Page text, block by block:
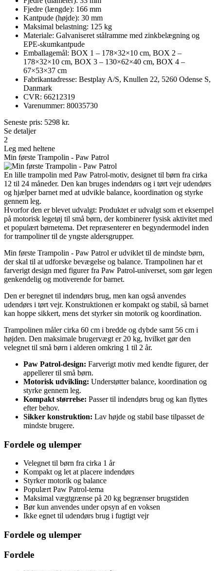
Fjedre (længde): 166 mm
Kantpude (højde): 30 mm
Maksimal belastning: 125 kg
Materiale: Galvaniseret stålramme med zinkbelægning og
EPE-skumkantpude
Emballagemål: BOX 1 – 178×32×10 cm, BOX 2 –
178×32×10 cm, BOX 3 – 130×62×40 cm, BOX 4 –
67×53×37 cm
Fabrikantadresse: Bestplay A/S, Knullen 22, 5260 Odense S,
Danmark
CVR: 66212319
Varenummer: 80035730
Seneste pris: 5298 kr.
Se detaljer
2
Leg med heltene
Min første Trampolin - Paw Patrol
En lille trampolin med Paw Patrol-motiv, designet til børn fra cirka
12 til 24 måneder. Den kan bruges indendørs og i tørt vejr udendørs
og hjælper barnet med at udvikle balance, koordination og styrke
gennem leg.
Hvorfor den er blevet udvalgt: Produktet er udvalgt som et eksempel
på motorisk legetøj til små børn, der kombinerer fysisk aktivitet med
et populært børnetema. Det repræsenterer en begyndermodel inden
for trampoliner til de yngste aldersgrupper.
Min første Trampolin - Paw Patrol er udviklet til de mindste børn,
der skal til at udforske bevægelse og balance. Trampolinen har et
farverigt design med figurer fra Paw Patrol-universet, som gør legen
genkendelig og motiverende for barnet.
Den er beregnet til indendørs brug, men kan også anvendes
udendørs i tørt vejr. Konstruktionen er kompakt og stabil, så barnet
kan hoppe sikkert, mens det styrker sin motorik og koordination.
Trampolinen måler cirka 60 cm i bredde og dybde samt 56 cm i
højden. Den maksimale brugervægt er 20 kg, hvilket gør den
velegnet til små børn i alderen omkring 1 til 2 år.
Paw Patrol-design: Farverigt motiv med kendte figurer, der
appellerer til små børn.
Motorisk udvikling: Understøtter balance, koordination og
styrke gennem leg.
Kompakt størrelse: Passer til indendørs brug og kan flyttes
efter behov.
Sikker konstruktion: Lav højde og stabil base tilpasset de
mindste brugere.
Fordele og ulemper
Velegnet til børn fra cirka 1 år
Kompakt og let at placere indendørs
Styrker motorik og balance
Populært Paw Patrol-tema
Maksimal vægtgrænse på 20 kg begrænser brugstiden
Bør kun anvendes under opsyn af en voksen
Ikke egnet til udendørs brug i fugtigt vejr
Fordele og ulemper
Fordele